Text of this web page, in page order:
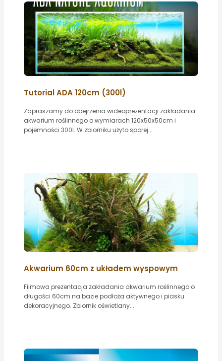
Tutorial ADA 120cm (300l)
Zapraszamy do obejrzenia wideoprezentacji zakładania
akwarium roślinnego o wymiarach 120x50x50cm i
pojemności 300l. W zbiorniku użyto sporej...
Akwarium 60cm z układem wyspowym
Filmowa prezentacja zakładania akwarium roślinnego o
długości 60cm na bazie podłoża aktywnego i piasku
dekoracyjnego. Zbiornik oświetlany...